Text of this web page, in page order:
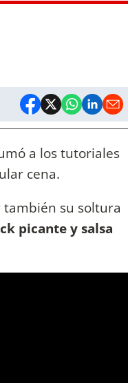
a los tutoriales
cena.
su soltura
picante y salsa